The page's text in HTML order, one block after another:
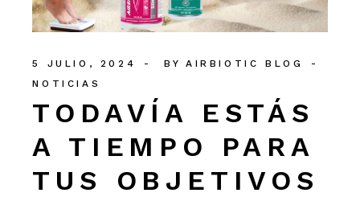
5 JULIO, 2024 BY
AIRBIOTIC BLOG
NOTICIAS
TODAVÍA ESTÁS
A TIEMPO PARA
TUS OBJETIVOS